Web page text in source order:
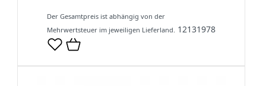
Der Gesamtpreis ist abhängig von der
Mehrwertsteuer im jeweiligen Lieferland. 12131978